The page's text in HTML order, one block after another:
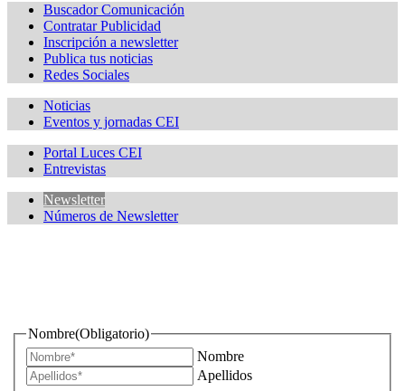
Buscador Comunicación
Contratar Publicidad
Inscripción a newsletter
Publica tus noticias
Redes Sociales
Noticias
Eventos y jornadas CEI
Portal Luces CEI
Entrevistas
Newsletter
Números de Newsletter
Nombre(Obligatorio)
Nombre
Apellidos